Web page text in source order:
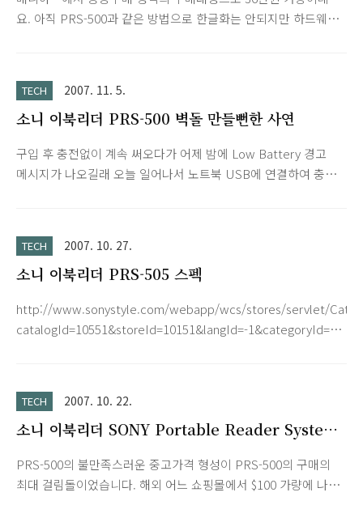
요. 아직 PRS-500과 같은 방법으로 한글화는 안되지만 하드웨어
도 한글화 되었습니다.
TECH 2007. 11. 5.
소니 이북리더 PRS-500 벽돌 만들뻔한 사연
구입 후 충전없이 계속 써오다가 어제 밤에 Low Battery 경고
메시지가 나오길래 오늘 일어나서 노트북 USB에 연결하여 충전
로 당황하지 않고 자연스럽게 Reset 했습니다. 깜빡하더니 방금
전 화면 그대로 또 나오더군요. 이제 리셋 눌러도 반응이 없습니
다. 고민해봤습니다. '분명 갑작스런 일이 아닐건데... PRS-500이
을 안하고 그것도 노트북 USB로만 충전했으니... 배가 고팠나 봅
니다. 몇 초 충전하고 전원 다시 넣으니 잘 나오네요. 왠만해선 전
TECH 2007. 10. 27.
소니 이북리더 PRS-505 스펙
http://www.sonystyle.com/webapp/wcs/stores/servlet/
catalogId=10551&storeId=10151&langId=-1&categoryId=16184
Resolution Approx. 170 Pixels Per Inch Gray Scale 8-Level
Grey Scale Unsecured Text BBeB Book, TXT, RTF, Adobe®
PDF, Microsoft® Word (Conversion to the Reader-requires
TECH 2007. 10. 22.
소니 이북리더 SONY Portable Reader System
PRS-500의 불만족스러운 중고가격 형성이 PRS-500의 구매의
최대 걸림돌이었습니다. 해외 어느 쇼핑몰에서 $100 가량에 나와